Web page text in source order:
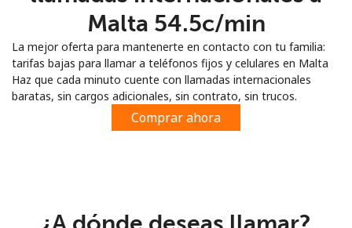
Regístrate con
Malta ⁦54.5c⁩/min
La mejor oferta para mantenerte en contacto con tu familia:
tarifas bajas para llamar a teléfonos fijos y celulares en Malta
Haz que cada minuto cuente con llamadas internacionales
baratas, sin cargos adicionales, sin contrato, sin trucos.
Comprar ahora